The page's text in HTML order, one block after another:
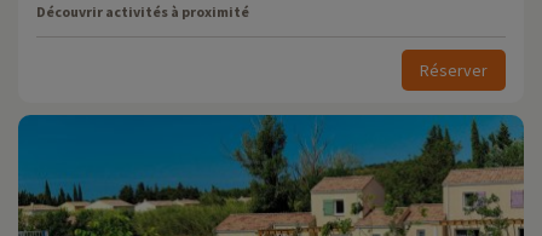
Découvrir activités à proximité
Réserver